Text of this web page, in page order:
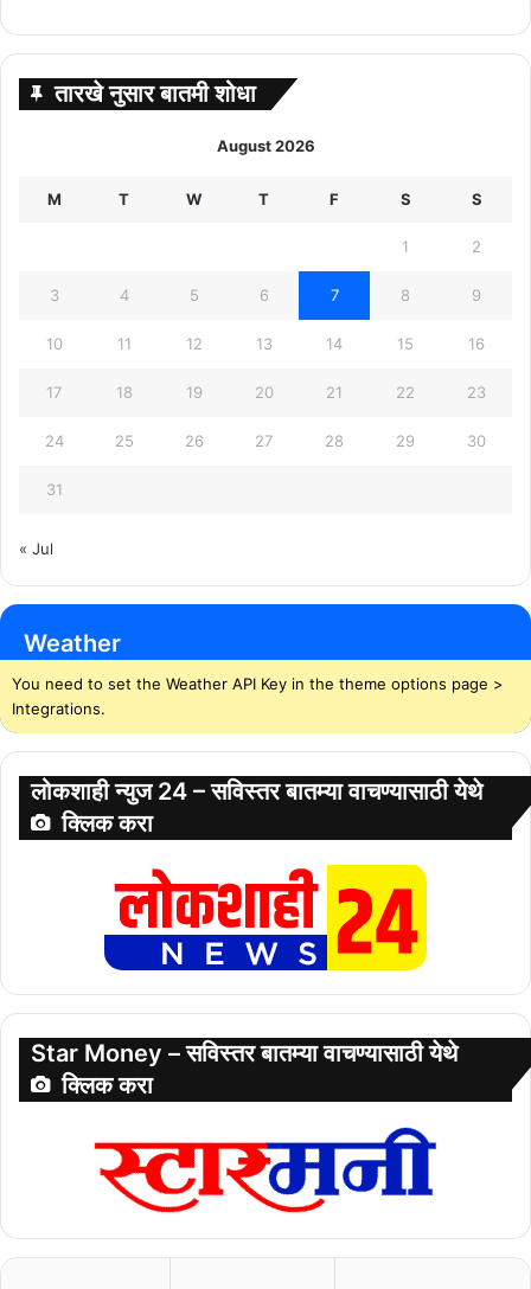
तारखे नुसार बातमी शोधा
August 2026
M T W T F S S
1 2
3 4 5 6 7 8 9
10 11 12 13 14 15 16
17 18 19 20 21 22 23
24 25 26 27 28 29 30
31
« Jul
Weather
You need to set the Weather API Key in the theme options page >
Integrations.
लोकशाही न्युज 24 – सविस्तर बातम्या वाचण्यासाठी येथे
क्लिक करा
Star Money – सविस्तर बातम्या वाचण्यासाठी येथे
क्लिक करा